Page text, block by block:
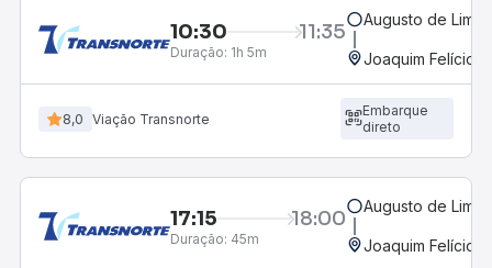
10:30 11:35
Duração: 1h 5m
Augusto de Lima,
Joaquim Felício,
8,0 Viação Transnorte
Embarque
direto
17:15 18:00
Duração: 45m
Augusto de Lima,
Joaquim Felício,